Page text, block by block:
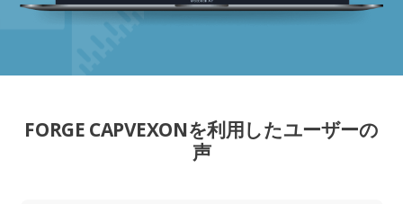
FORGE CAPVEXONを利用したユーザーの
声